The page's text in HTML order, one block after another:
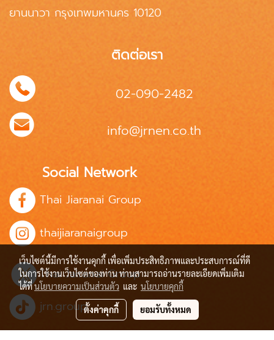
ยานนาวา กรุงเทพมหานคร 10120
ติดต่อเรา
02-090-2482
info@jrnen.co.th
Social Network
Thai Jiaranai Group
thaijiaranaigroup
Thai Jairanai Group
jrn.group
เว็บไซต์นี้มีการใช้งานคุกกี้ เพื่อเพิ่มประสิทธิภาพและประสบการณ์ที่ดี
ในการใช้งานเว็บไซต์ของท่าน ท่านสามารถอ่านรายละเอียดเพิ่มเติม
ได้ที่นโยบายความเป็นส่วนตัว และ นโยบายคุกกี้
ตั้งค่าคุกกี้ ยอมรับทั้งหมด